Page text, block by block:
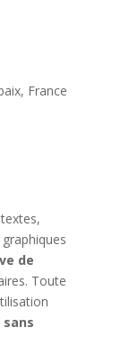
France
de
Toute